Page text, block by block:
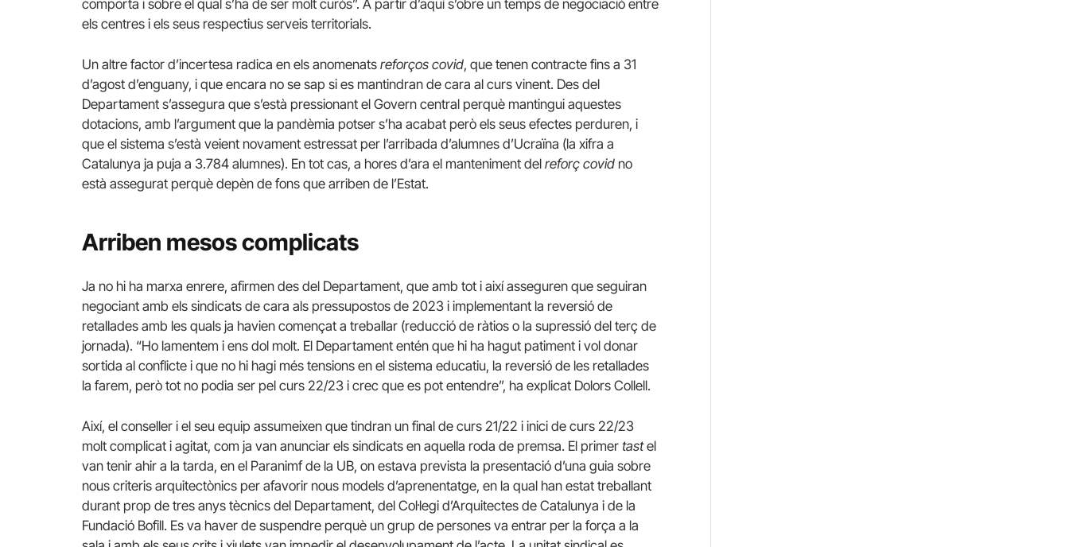
comporta i sobre el qual s’ha de ser molt curós”. A partir d’aquí s’obre un temps de negociació entre
els centres i els seus respectius serveis territorials.
Un altre factor d’incertesa radica en els anomenats reforços covid, que tenen contracte fins a 31
d’agost d’enguany, i que encara no se sap si es mantindran de cara al curs vinent. Des del
Departament s’assegura que s’està pressionant el Govern central perquè mantingui aquestes
dotacions, amb l’argument que la pandèmia potser s’ha acabat però els seus efectes perduren, i
que el sistema s’està veient novament estressat per l’arribada d’alumnes d’Ucraïna (la xifra a
Catalunya ja puja a 3.784 alumnes). En tot cas, a hores d’ara el manteniment del reforç covid no
està assegurat perquè depèn de fons que arriben de l’Estat.
Arriben mesos complicats
Ja no hi ha marxa enrere, afirmen des del Departament, que amb tot i així asseguren que seguiran
negociant amb els sindicats de cara als pressupostos de 2023 i implementant la reversió de
retallades amb les quals ja havien començat a treballar (reducció de ràtios o la supressió del terç de
jornada). “Ho lamentem i ens dol molt. El Departament entén que hi ha hagut patiment i vol donar
sortida al conflicte i que no hi hagi més tensions en el sistema educatiu, la reversió de les retallades
la farem, però tot no podia ser pel curs 22/23 i crec que es pot entendre”, ha explicat Dolors Collell.
Així, el conseller i el seu equip assumeixen que tindran un final de curs 21/22 i inici de curs 22/23
molt complicat i agitat, com ja van anunciar els sindicats en aquella roda de premsa. El primer tastel
van tenir ahir a la tarda, en el Paranimf de la UB, on estava prevista la presentació d’una guia sobre
nous criteris arquitectònics per afavorir nous models d’aprenentatge, en la qual han estat treballant
durant prop de tres anys tècnics del Departament, del Col·legi d’Arquitectes de Catalunya i de la
Fundació Bofill. Es va haver de suspendre perquè un grup de persones va entrar per la força a la